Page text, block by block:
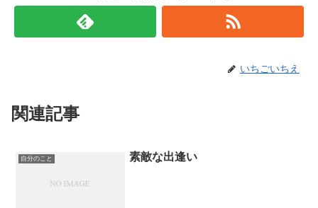
いちごいちえ
関連記事
自分のこと 素敵な出逢い